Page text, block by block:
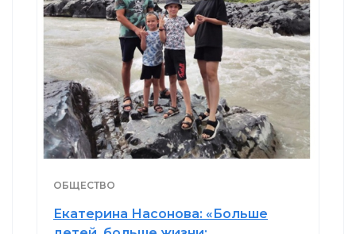
ОБЩЕСТВО
Екатерина Насонова: «Больше